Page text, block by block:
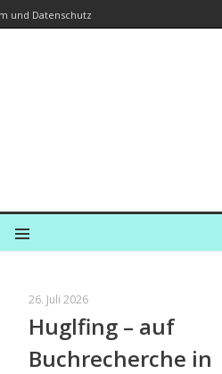
und Datenschutz
MENU
26. Juli 2026
Huglfing – auf
Buchrecherche in